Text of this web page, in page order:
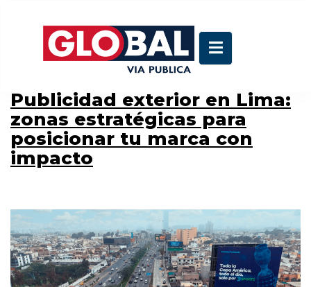
Publicidad exterior en Lima:
zonas estratégicas para
posicionar tu marca con
impacto